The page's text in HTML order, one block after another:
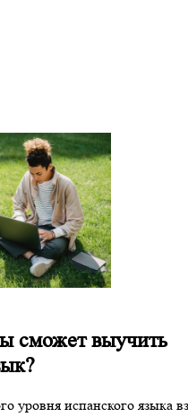
сможет выучить
уровня испанского языка